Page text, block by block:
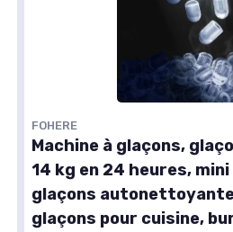
FOHERE
Machine à glaçons,
14 kg en 24 heures,
glaçons
glaçons pour cuisine,